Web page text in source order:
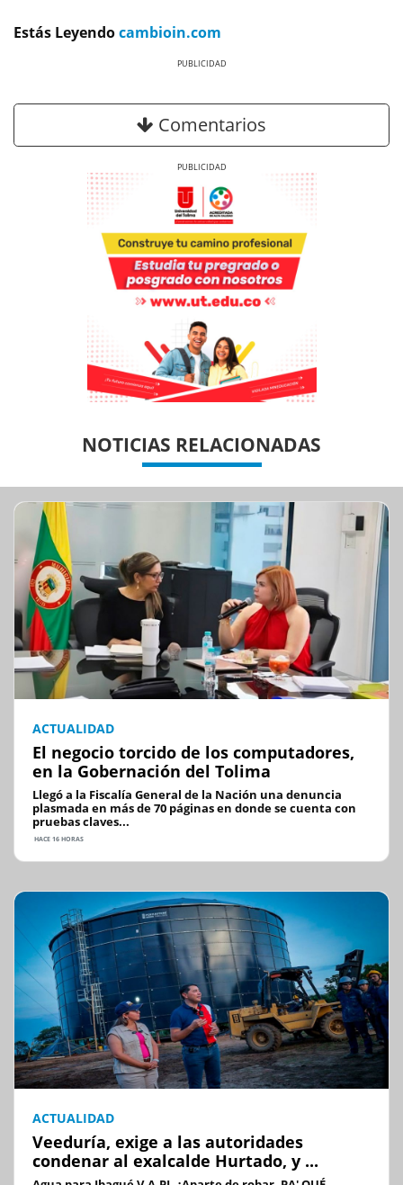
Estás Leyendocambioin.com
Comentarios
NOTICIAS RELACIONADAS
ACTUALIDAD
El negocio torcido de los computadores,
en la Gobernación del Tolima
Llegó a la Fiscalía General de la Nación una denuncia
plasmada en más de 70 páginas en donde se cuenta con
pruebas claves...
HACE 16 HORAS
ACTUALIDAD
Veeduría, exige a las autoridades
condenar al exalcalde Hurtado, y ...